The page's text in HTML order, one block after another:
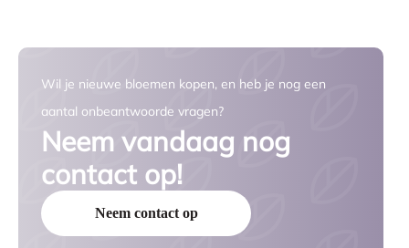
Wil je nieuwe bloemen kopen, en heb je nog een
aantal onbeantwoorde vragen?
Neem vandaag nog
contact op!
Neem contact op